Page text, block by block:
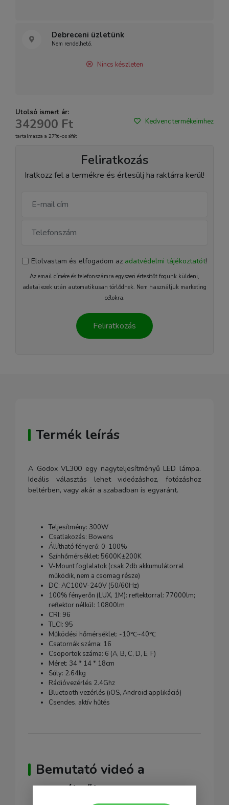
Debreceni üzletünk
Nem rendelhető.
Nincs készleten
Utolsó ismert ár:
342900 Ft
tartalmazza a 27%-os áfát
Kedvenc termékeimhez
Feliratkozás
Iratkozz fel a termékre és értesülj ha raktárra kerül!
Elolvastam és elfogadom az adatvédelmi tájékoztatót!
Az email címére és telefonszámra egyszeri értesítőt fogunk küldeni,
adatai ezek után automatikusan törlődnek. Nem használjuk marketing
célokra.
Feliratkozás
Termék leírás
A Godox VL300 egy nagyteljesítményű LED lámpa.
Ideális választás lehet videózáshoz, fotózáshoz
beltérben, vagy akár a szabadban is egyaránt.
Teljesítmény: 300W
Csatlakozás: Bowens
Állítható fényerő: 0-100%
Színhőmérséklet: 5600K±200K
V-Mount foglalatok (csak 2db akkumulátorral
működik, nem a csomag része)
DC: AC100V-240V (50/60Hz)
100% fényerőn (LUX, 1M): reflektorral: 77000lm;
reflektor nélkül: 10800lm
CRI: 96
TLCI: 95
Működési hőmérséklet: -10℃~40℃
Csatornák száma: 16
Csoportok száma: 6 (A, B, C, D, E, F)
Méret: 34 * 14 * 18cm
Súly: 2.64kg
Rádióvezérlés 2.4Ghz
Bluetooth vezérlés (iOS, Android applikáció)
Csendes, aktív hűtés
Bemutató videó a
termékről